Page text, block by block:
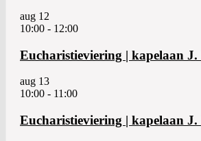
aug 12
10:00 - 12:00
Eucharistieviering | kapelaan
aug 13
10:00 - 11:00
Eucharistieviering | kapelaan